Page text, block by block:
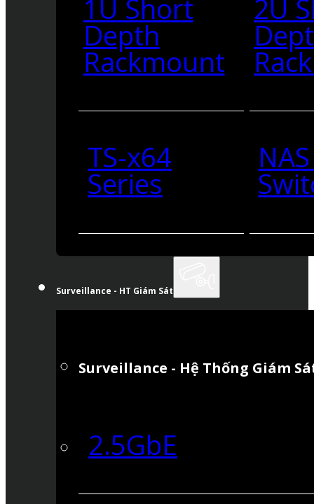
1U Short
Depth
Rackmount
2U
TS-x64
Series
Surveillance - HT Giám Sát
Surveillance - Hệ Thống Giám
2.5GbE